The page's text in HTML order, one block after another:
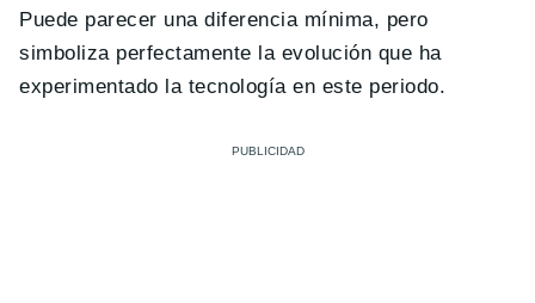
Puede parecer una diferencia mínima, pero
simboliza perfectamente la evolución que ha
experimentado la tecnología en este periodo.